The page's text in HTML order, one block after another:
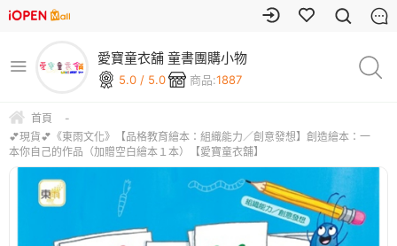
愛寶童衣舖 童書團購小物
5.0 / 5.0 商品:1887
首頁
-
💕現貨💕《東雨文化》【品格教育繪本：組織能力／創意發想】創造繪本：一
本你自己的作品（加贈空白繪本１本）【愛寶童衣舖】